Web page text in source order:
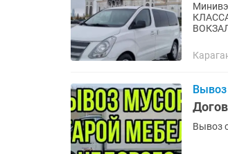
Минивэн
КЛАССА
Вывоз
Вывоз